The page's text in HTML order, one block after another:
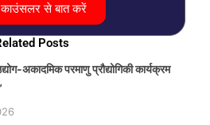
काउंसलर से बात करें
Posts
अकादमिक परमाणु प्रौद्योगिकी कार्यक्रम